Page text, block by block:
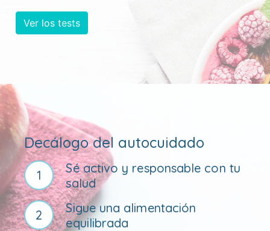
Ver los tests
Decálogo del autocuidado
1
Sé activo y responsable con tu
salud
2
Sigue una alimentación
equilibrada